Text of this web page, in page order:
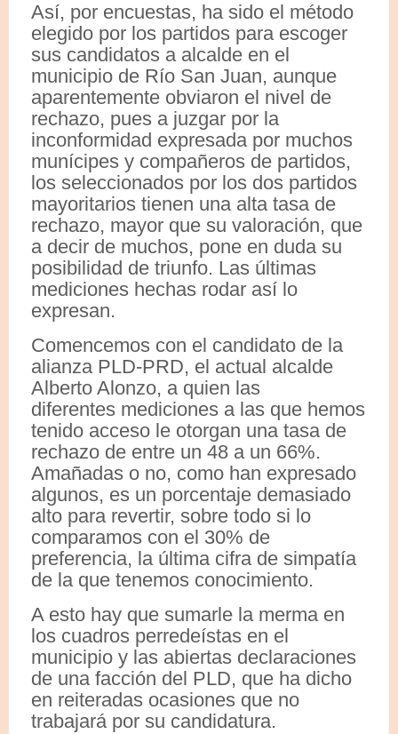
Así, por encuestas, ha sido el método
elegido por los partidos para escoger
sus candidatos a alcalde en el
municipio de Río San Juan, aunque
aparentemente obviaron el nivel de
rechazo, pues a juzgar por la
inconformidad expresada por muchos
munícipes y compañeros de partidos,
los seleccionados por los dos partidos
mayoritarios tienen una alta tasa de
rechazo, mayor que su valoración, que
a decir de muchos, pone en duda su
posibilidad de triunfo. Las últimas
mediciones hechas rodar así lo
expresan.
Comencemos con el candidato de la
alianza PLD-PRD, el actual alcalde
Alberto Alonzo, a quien las
diferentes mediciones a las que hemos
tenido acceso le otorgan una tasa de
rechazo de entre un 48 a un 66%.
Amañadas o no, como han expresado
algunos, es un porcentaje demasiado
alto para revertir, sobre todo si lo
comparamos con el 30% de
preferencia, la última cifra de simpatía
de la que tenemos conocimiento.
A esto hay que sumarle la merma en
los cuadros perredeístas en el
municipio y las abiertas declaraciones
de una facción del PLD, que ha dicho
en reiteradas ocasiones que no
trabajará por su candidatura.